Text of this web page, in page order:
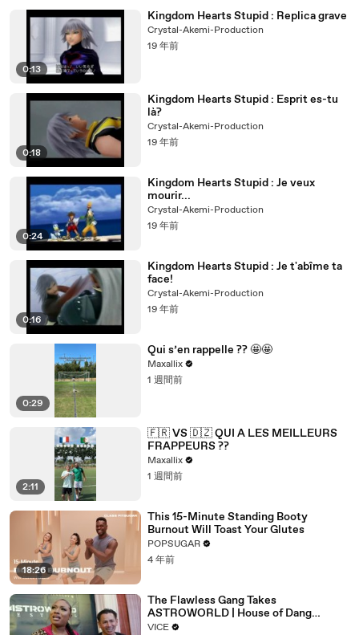
0:13
Kingdom Hearts Stupid : Replica grave
Crystal-Akemi-Production
19 年前
0:18
Kingdom Hearts Stupid : Esprit es-tu
là?
Crystal-Akemi-Production
19 年前
0:24
Kingdom Hearts Stupid : Je veux
mourir...
Crystal-Akemi-Production
19 年前
0:16
Kingdom Hearts Stupid : Je t'abîme ta
face!
Crystal-Akemi-Production
19 年前
0:29
Qui s’en rappelle ?? 🤩🤩
Maxallix
1 週間前
2:11
🇫🇷 VS 🇩🇿 QUI A LES MEILLEURS
FRAPPEURS ??
Maxallix
1 週間前
18:26
This 15-Minute Standing Booty
Burnout Will Toast Your Glutes
POPSUGAR
4 年前
The Flawless Gang Takes
ASTROWORLD | House of Dang
Episode 4
VICE